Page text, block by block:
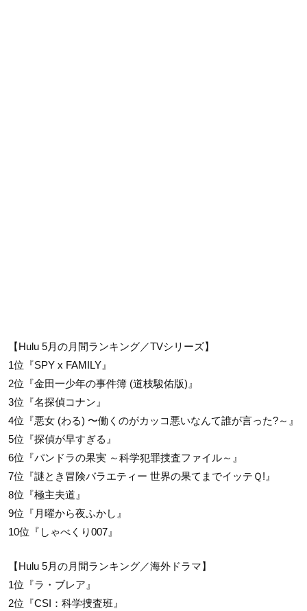
【Hulu 5月の月間ランキング／TVシリーズ】
1位『SPY x FAMILY』
2位『金田一少年の事件簿 (道枝駿佑版)』
3位『名探偵コナン』
4位『悪女 (わる) 〜働くのがカッコ悪いなんて誰が言った?～』
5位『探偵が早すぎる』
6位『パンドラの果実 ～科学犯罪捜査ファイル～』
7位『謎とき冒険バラエティー 世界の果てまでイッテＱ!』
8位『極主夫道』
9位『月曜から夜ふかし』
10位『しゃべくり007』
【Hulu 5月の月間ランキング／海外ドラマ】
1位『ラ・ブレア』
2位『CSI：科学捜査班』